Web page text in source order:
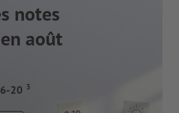
notes
août
20 3